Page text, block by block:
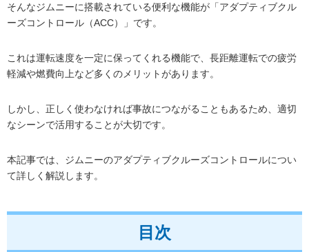
そんなジムニーに搭載されている便利な機能が「アダプティブクル
ーズコントロール（ACC）」です。
これは運転速度を一定に保ってくれる機能で、長距離運転での疲労
軽減や燃費向上など多くのメリットがあります。
しかし、正しく使わなければ事故につながることもあるため、適切
なシーンで活用することが大切です。
本記事では、ジムニーのアダプティブクルーズコントロールについ
て詳しく解説します。
目次